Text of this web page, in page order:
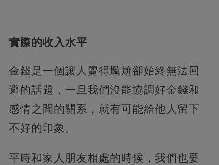
實際的收入水平
金錢是一個讓人覺得尷尬卻始終無法回
避的話題，一旦我們沒能協調好金錢和
感情之間的關系，就有可能給他人留下
不好的印象。
平時和家人朋友相處的時候，我們也要